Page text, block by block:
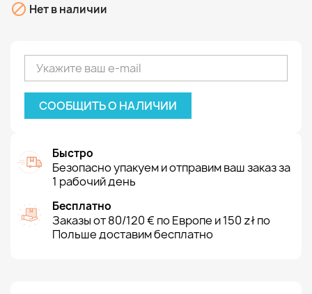
 Нет в наличии
СООБЩИТЬ О НАЛИЧИИ
Быстро
Безопасно упакуем и отправим ваш заказ за
1 рабочий день
Бесплатно
Заказы от 80/120 € по Европе и 150 zł по
Польше доставим бесплатно